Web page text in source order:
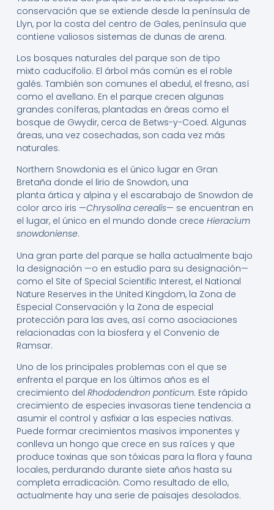
conservación que se extiende desde la península de
Llyn, por la costa del centro de Gales, península que
contiene valiosos sistemas de dunas de arena.
Los bosques naturales del parque son de tipo
mixto caducifolio. El árbol más común es el roble
galés. También son comunes el abedul, el fresno, así
como el avellano. En el parque crecen algunas
grandes coníferas, plantadas en áreas como el
bosque de Gwydir, cerca de Betws-y-Coed. Algunas
áreas, una vez cosechadas, son cada vez más
naturales.
Northern Snowdonia es el único lugar en Gran
Bretaña donde el lirio de Snowdon, una
planta ártica y alpina y el escarabajo de Snowdon de
color arco iris —Chrysolina cerealis— se encuentran en
el lugar, el único en el mundo donde crece Hieracium
snowdoniense.
Una gran parte del parque se halla actualmente bajo
la designación —o en estudio para su designación—
como el Site of Special Scientific Interest, el National
Nature Reserves in the United Kingdom, la Zona de
Especial Conservación y la Zona de especial
protección para las aves, así como asociaciones
relacionadas con la biosfera y el Convenio de
Ramsar.
Uno de los principales problemas con el que se
enfrenta el parque en los últimos años es el
crecimiento del Rhododendron ponticum. ​ Este rápido
crecimiento de especies invasoras tiene tendencia a
asumir el control y asfixiar a las especies nativas.
Puede formar crecimientos masivos imponentes y
conlleva un hongo que crece en sus raíces y que
produce toxinas que son tóxicas para la flora y fauna
locales, perdurando durante siete años hasta su
completa erradicación. Como resultado de ello,
actualmente hay una serie de paisajes desolados.